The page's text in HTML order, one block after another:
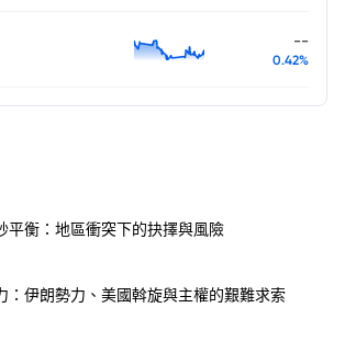
--
0.42%
平衡：地區衝突下的抉擇與風險
：伊朗勢力、美國斡旋與主權的艱難求索